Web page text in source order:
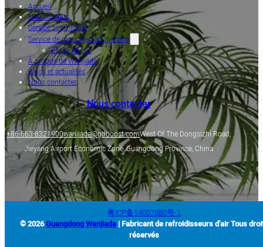
Accueil
Nos produits
Service sur mesure
Service de moulage par injection
Étude de cas
À propos de Wanjiada
Blogs et actualités
Nous contacter
Nous contacter
+86-663-8321900wanjiada@gdboost.comWest Of The Dongsizhi Road,
Jieyang Airport Economic Zone, Guangdong Province, China
粤ICP备14007880号-1
© 2026Guangdong Wanjiada | Fabricant de refroidisseurs d'air Tous
réservés